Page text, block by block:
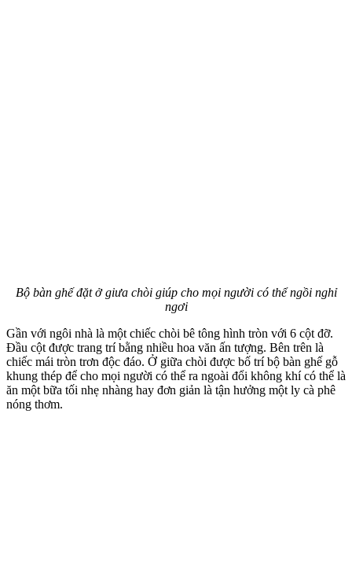
Bộ bàn ghế đặt ở giưa chòi giúp cho mọi người có thể ngồi nghỉ
ngơi
Gần với ngôi nhà là một chiếc chòi bê tông hình tròn với 6 cột đỡ.
Đầu cột được trang trí bằng nhiều hoa văn ấn tượng. Bên trên là
chiếc mái tròn trơn độc đáo. Ở giữa chòi được bố trí bộ bàn ghế gỗ
khung thép để cho mọi người có thể ra ngoài đổi không khí có thể là
ăn một bữa tối nhẹ nhàng hay đơn giản là tận hưởng một ly cà phê
nóng thơm.